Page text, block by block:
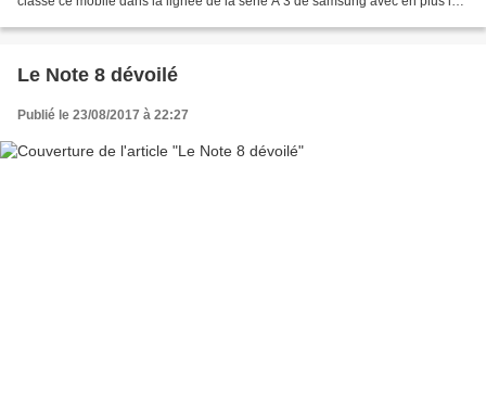
Le Note 8 dévoilé
Publié le 23/08/2017 à 22:27